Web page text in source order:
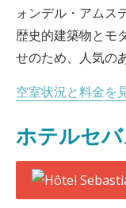
ォンデル・アムス
歴史的建築物とモ
せのため、人気の
空室状況と料金を
ホテルセ